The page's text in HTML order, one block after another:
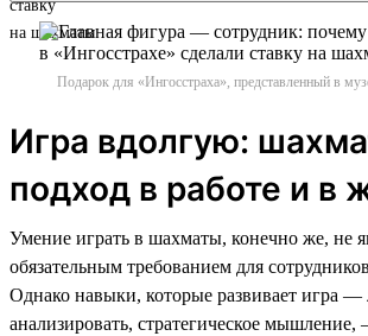
Подарок для «Ингосстраха», представленный в
Игра вдолгую:
подход в работе и в
Умение играть в шахматы, конечно же, не
обязательным требованием для
Однако навыки, которые развивает игра —
анализировать, стратегическое мышление,